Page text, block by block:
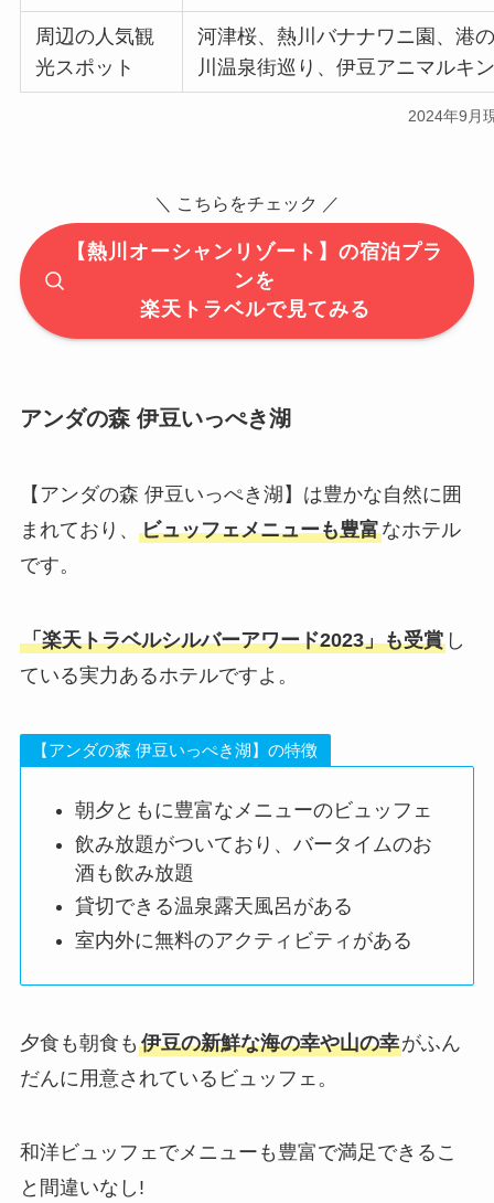
周辺の人気観
光スポット
河津桜、熱川バナナワニ園、港
川温泉街巡り、伊豆アニマルキ
2024年9月
＼ こちらをチェック ／
【熱川オーシャンリゾート】の宿泊プラ
ンを
楽天トラベルで見てみる
アンダの森 伊豆いっぺき湖
【アンダの森 伊豆いっぺき湖】は豊かな自然に囲
まれており、 ビュッフェメニューも豊富なホテル
です。
「楽天トラベルシルバーアワード2023」も受賞し
ている実力あるホテルですよ。
【アンダの森 伊豆いっぺき湖】の特徴
朝夕ともに豊富なメニューのビュッフェ
飲み放題がついており、バータイムのお
酒も飲み放題
貸切できる温泉露天風呂がある
室内外に無料のアクティビティがある
夕食も朝食も 伊豆の新鮮な海の幸や山の幸がふん
だんに用意されているビュッフェ。
和洋ビュッフェでメニューも豊富で満足できるこ
と間違いなし!